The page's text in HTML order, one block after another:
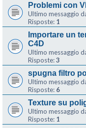
Problemi con
Ultimo messaggio
Risposte: 1
Importare un
C4D
Ultimo messaggio
Risposte:3
spugna filtro
Ultimo messaggio
Risposte: 6
Texture su
Ultimo messaggio
Risposte: 1